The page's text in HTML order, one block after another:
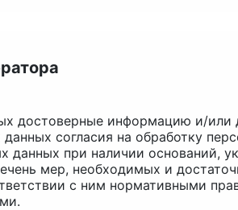
достоверные информацию и/
согласия на обработку
данных при наличии оснований,
мер, необходимых и
с ним нормативными